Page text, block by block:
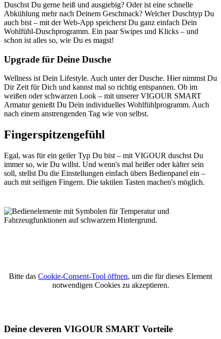
Duschst Du gerne heiß und ausgiebig? Oder ist eine schnelle
Abkühlung mehr nach Deinem Geschmack? Welcher Duschtyp Du
auch bist – mit der Web-App speicherst Du ganz einfach Dein
Wohlfühl-Duschprogramm. Ein paar Swipes und Klicks – und
schon ist alles so, wie Du es magst!
Upgrade für Deine Dusche
Wellness ist Dein Lifestyle. Auch unter der Dusche. Hier nimmst Du
Dir Zeit für Dich und kannst mal so richtig entspannen. Ob im
weißen oder schwarzen Look – mit unserer VIGOUR SMART
Armatur genießt Du Dein individuelles Wohlfühlprogramm. Auch
nach einem anstrengenden Tag wie von selbst.
Fingerspitzengefühl
Egal, was für ein geiler Typ Du bist – mit VIGOUR duschst Du
immer so, wie Du willst. Und wenn's mal heißer oder kälter sein
soll, stellst Du die Einstellungen einfach übers Bedienpanel ein –
auch mit seifigen Fingern. Die taktilen Tasten machen's möglich.
Bitte das Cookie-Consent-Tool öffnen, um die für dieses Element
notwendigen Cookies zu akzeptieren.
Deine cleveren VIGOUR SMART Vorteile